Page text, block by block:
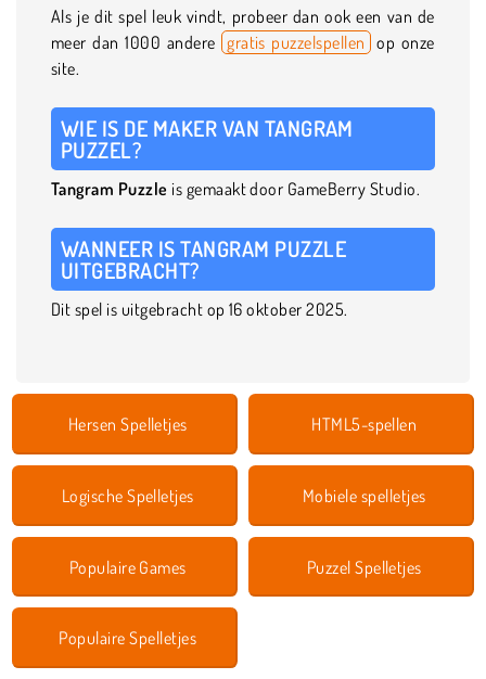
Als je dit spel leuk vindt, probeer dan ook een van de
meer dan 1000 andere gratis puzzelspellen op onze
site.
WIE IS DE MAKER VAN TANGRAM
PUZZEL?
Tangram Puzzle is gemaakt door GameBerry Studio.
WANNEER IS TANGRAM PUZZLE
UITGEBRACHT?
Dit spel is uitgebracht op 16 oktober 2025.
Hersen Spelletjes HTML5-spellen
Logische Spelletjes Mobiele spelletjes
Populaire Games Puzzel Spelletjes
Populaire Spelletjes